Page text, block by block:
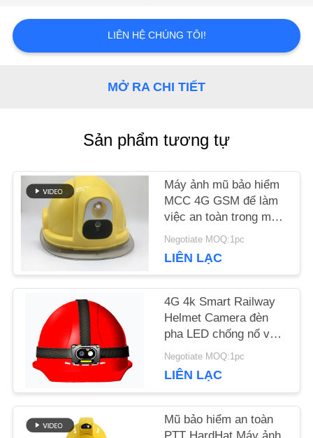
QUAN
SOÁT
CHẤT
LƯỢNG
LIÊN
VỚI
CHÚNG
TÔI
LIÊN HỆ CHÚNG TÔI!
MỞ RA CHI TIẾT
Sản phẩm tương tự
Máy ảnh mũ bảo hiểm
MCC 4G GSM để làm
việc an toàn trong môi
trường lạnh
Negotiate MOQ:1pc
LIÊN LẠC
4G 4k Smart Railway
Helmet Camera đèn
pha LED chống nổ với
camera chống rung
Negotiate MOQ:1pc
LIÊN LẠC
Mũ bảo hiểm an toàn
PTT HardHat Máy ảnh